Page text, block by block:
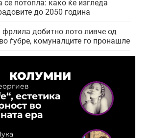
се потопла: како ќе изгледа
до 2050 година
фрлила добитно лото ливче од
ѓубре, комуналците го пронашле
КОЛУМНИ
естетика
во
ера